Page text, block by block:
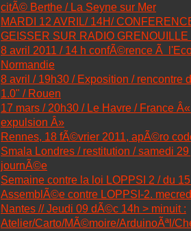
citÃ© Berthe / La Seyne sur Mer
MARDI 12 AVRIL/ 14H/
GEISSER SUR RADIO
8 avril 2011 / 14 h confÃ©rence Ã
Normandie
8 avril / 19h30 / Exposition / rencontre
1.0" / Rouen
17 mars / 20h30 / Le Havre / France
expulsion Â»
Rennes, 18 fÃ©vrier 2011, apÃ©ro
Smala Londres / restitution / samedi
journÃ©e
Semaine contre la loi LOPPSI 2 / du
AssemblÃ©e contre LOPPSI-2.
Nantes // Jeudi 09 dÃ©c 14h > minuit :
Atelier/Carto/MÃ©moire/ArduinoÃªl/